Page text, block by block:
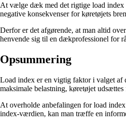
At vælge dæk med det rigtige load index
negative konsekvenser for køretøjets
Derfor er det afgørende, at man altid
henvende sig til en dækprofessionel for
Opsummering
Load index er en vigtig faktor i valget af
maksimale belastning, køretøjet udsættes
At overholde anbefalingen for load
index-værdien, kan man træffe en